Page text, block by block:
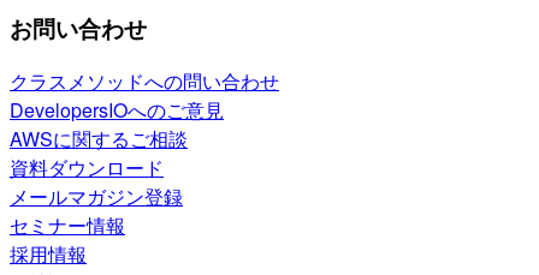
お問い合わせ
クラスメソッドへの問い合わせ
DevelopersIOへのご意見
AWSに関するご相談
資料ダウンロード
メールマガジン登録
セミナー情報
採用情報